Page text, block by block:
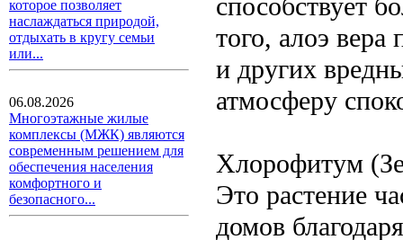
которое позволяет
наслаждаться природой,
отдыхать в кругу семьи
или...
06.08.2026
Многоэтажные жилые
комплексы (МЖК) являются
современным решением для
обеспечения населения
комфортного и
безопасного...
способствует
того, алоэ вера
и других
атмосферу
Хлорофитум
Это растение
домов